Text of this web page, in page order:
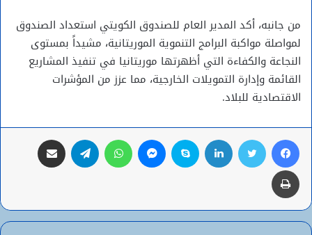
من جانبه، أكد المدير العام للصندوق الكويتي استعداد الصندوق
لمواصلة مواكبة البرامج التنموية الموريتانية، مشيداً بمستوى
النجاعة والكفاءة التي أظهرتها موريتانيا في تنفيذ المشاريع
القائمة وإدارة التمويلات الخارجية، مما عزز من المؤشرات
الاقتصادية للبلاد.
فيسبوك تويتر لينكدإن سكايب ماسنجر واتساب تيلقرام
طباعة